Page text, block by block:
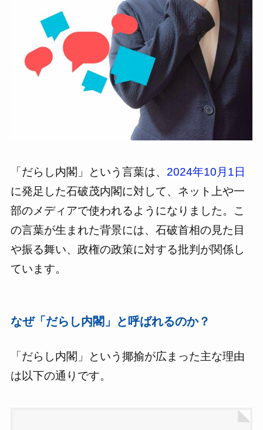
「だらし内閣」という言葉は、 2024年10月1日
に発足した石破茂内閣に対して、ネット上や一
部のメディアで使われるようになりました。こ
の言葉が生まれた背景には、石破首相の見た目
や振る舞い、政権の政策に対する批判が関係し
ています。
なぜ「だらし内閣」と呼ばれるのか？
「だらし内閣」という揶揄が広まった主な理由
は以下の通りです。